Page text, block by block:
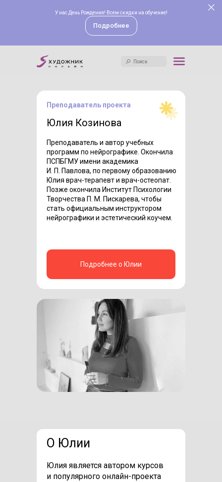
У нас День Рождения! Всем скидки на обучение!
Подробнее
Поиск
Поиск
Юлия Козинова
Преподаватель и автор учебных
программ по нейрографике. Окончила
ПСПБГМУ имени академика
И. П. Павлова, по первому образованию
Юлия врач-терапевт и врач-остеопат.
Позже окончила Институт Психологии
Творчества П. М. Пискарева, чтобы
стать официальным инструктором
нейрографики и эстетический коучем.
Преподаватель проекта
Подробнее о Юлии
Юлия является автором курсов
и популярного онлайн-проекта
О Юлии